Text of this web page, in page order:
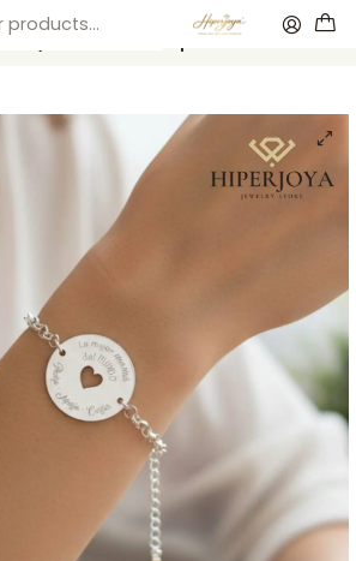
leyenda mamá en plata